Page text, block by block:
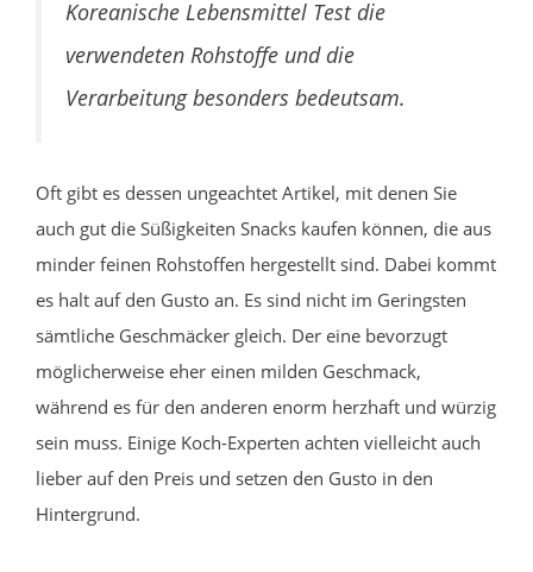
Koreanische Lebensmittel Test die
verwendeten Rohstoffe und die
Verarbeitung besonders bedeutsam.
Oft gibt es dessen ungeachtet Artikel, mit denen Sie
auch gut die Süßigkeiten Snacks kaufen können, die aus
minder feinen Rohstoffen hergestellt sind. Dabei kommt
es halt auf den Gusto an. Es sind nicht im Geringsten
sämtliche Geschmäcker gleich. Der eine bevorzugt
möglicherweise eher einen milden Geschmack,
während es für den anderen enorm herzhaft und würzig
sein muss. Einige Koch-Experten achten vielleicht auch
lieber auf den Preis und setzen den Gusto in den
Hintergrund.